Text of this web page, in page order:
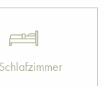
Schlafzimmer